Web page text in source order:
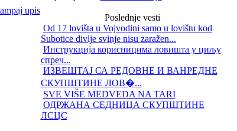
Poslednje vesti
Od 17 lovišta u Vojvodini samo u lovištu kod
Subotice divlje svinje nisu zaražen...
Инструкција корисницима ловишта у циљу
спреч...
ИЗВЕШТАЈ СА РЕДОВНЕ И ВАНРЕДНЕ
СКУПШТИНЕ ЛОВ�...
SVE VIŠE MEDVEDA NA TARI
ОДРЖАНА СЕДНИЦА СКУПШТИНЕ
ЛСЦС